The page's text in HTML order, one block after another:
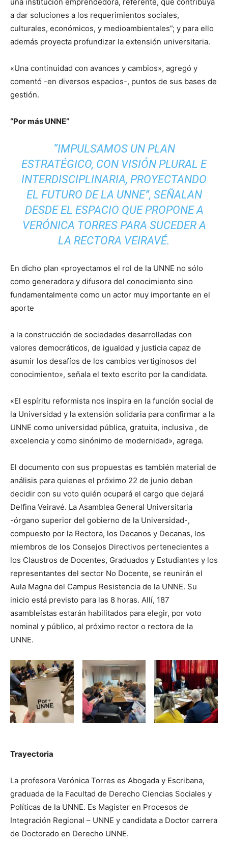
a dar soluciones a los requerimientos sociales,
culturales, económicos, y medioambientales”; y para ello
además proyecta profundizar la extensión universitaria.
«Una continuidad con avances y cambios», agregó y
comentó -en diversos espacios-, puntos de sus bases de
gestión.
“Por más UNNE”
“IMPULSAMOS UN PLAN
ESTRATÉGICO, CON VISIÓN PLURAL E
INTERDISCIPLINARIA, PROYECTANDO
EL FUTURO DE LA UNNE”, SEÑALAN
DESDE EL ESPACIO QUE PROPONE A
VERÓNICA TORRES PARA SUCEDER A
LA RECTORA VEIRAVÉ.
En dicho plan «proyectamos el rol de la UNNE no sólo
como generadora y difusora del conocimiento sino
fundamentalmente como un actor muy importante en el
aporte
a la construcción de sociedades desarrolladas con
valores democráticos, de igualdad y justicia capaz de
asumir los desafíos de los cambios vertiginosos del
conocimiento», señala el texto escrito por la candidata.
«El espíritu reformista nos inspira en la función social de
la Universidad y la extensión solidaria para confirmar a la
UNNE como universidad pública, gratuita, inclusiva , de
excelencia y como sinónimo de modernidad», agrega.
El documento con sus propuestas es también material de
análisis para quienes el próximo 22 de junio deban
decidir con su voto quién ocupará el cargo que dejará
Delfina Veiravé. La Asamblea General Universitaria
-órgano superior del gobierno de la Universidad-,
compuesto por la Rectora, los Decanos y Decanas, los
miembros de los Consejos Directivos pertenecientes a
los Claustros de Docentes, Graduados y Estudiantes y los
representantes del sector No Docente, se reunirán el
Aula Magna del Campus Resistencia de la UNNE. Su
inicio está previsto para las 8 horas. Allí, 187
asambleístas estarán habilitados para elegir, por voto
nominal y público, al próximo rector o rectora de la
UNNE.
Trayectoria
La profesora Verónica Torres es Abogada y Escribana,
graduada de la Facultad de Derecho Ciencias Sociales y
Políticas de la UNNE. Es Magister en Procesos de
Integración Regional – UNNE y candidata a Doctor carrera
de Doctorado en Derecho UNNE.